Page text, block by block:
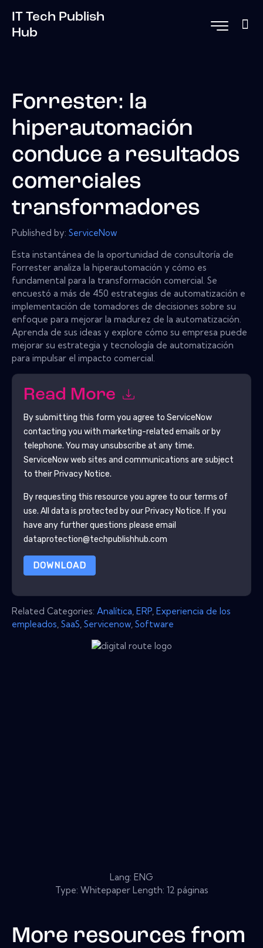
IT Tech Publish
Hub
Forrester: la
hiperautomación
conduce a resultados
comerciales
transformadores
Published by: ServiceNow
Esta instantánea de la oportunidad de consultoría de
Forrester analiza la hiperautomación y cómo es
fundamental para la transformación comercial. Se
encuestó a más de 450 estrategias de automatización e
implementación de tomadores de decisiones sobre su
enfoque para mejorar la madurez de la automatización.
Aprenda de sus ideas y explore cómo su empresa puede
mejorar su estrategia y tecnología de automatización
para impulsar el impacto comercial.
Read More
By submitting this form you agree to ServiceNow
contacting you with marketing-related emails or by
telephone. You may unsubscribe at any time.
ServiceNowweb sites and communications are subject
to their Privacy Notice.
By requesting this resource you agree to our terms of
use. All data is protected by our Privacy Notice. If you
have any further questions please email
dataprotection@techpublishhub.com
DOWNLOAD
Related Categories: Analítica ERP Experiencia de los
empleados SaaS Servicenow Software
Lang: ENG
Type: Whitepaper Length: 12 páginas
More resources from